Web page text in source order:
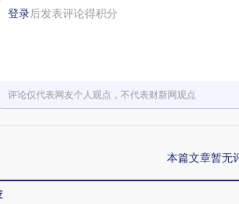
登录后发表评论得积分
评论仅代表网友个人观点，不代表财新网观点
本篇文章暂无